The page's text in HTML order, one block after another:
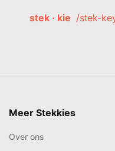
stek · kie /stek-
Meer Stekkies
Over ons